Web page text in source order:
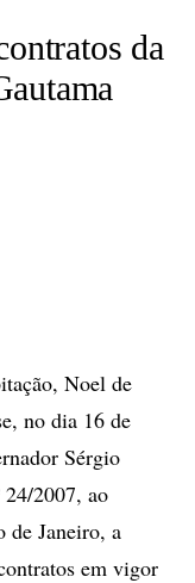
da
Noel de
no dia 16 de
Sérgio
2007, ao
de Janeiro, a
em vigor